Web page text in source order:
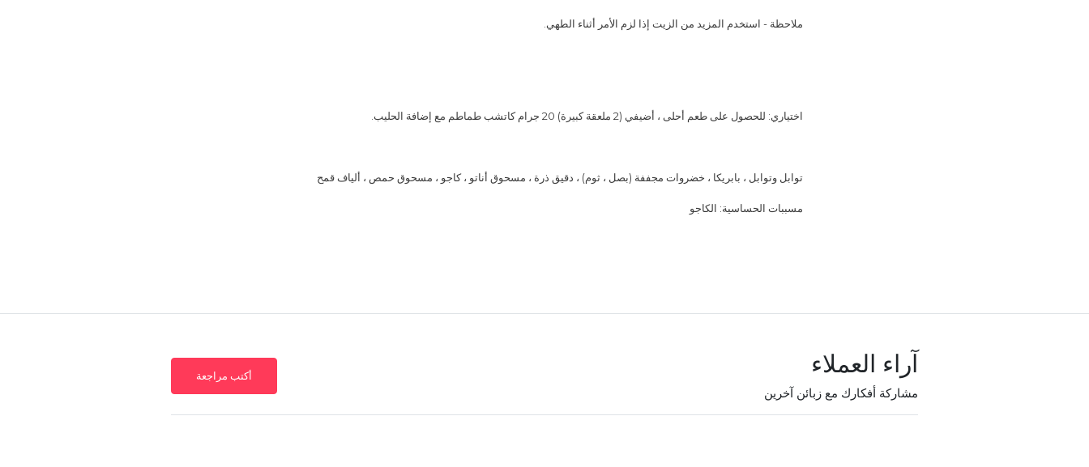
ملاحظة - استخدم المزيد من الزيت إذا لزم الأمر أثناء الطهي.
اختياري: للحصول على طعم أحلى ، أضيفي (2 ملعقة كبيرة) 20 جرام كاتشب طماطم مع إضافة الحليب.
توابل وتوابل ، بابريكا ، خضروات مجففة (بصل ، ثوم) ، دقيق ذرة ، مسحوق أناتو ، كاجو ، مسحوق حمص ، ألياف قمح
مسببات الحساسية: الكاجو
آراء العملاء
مشاركة أفكارك مع زبائن آخرين
أكتب مراجعة